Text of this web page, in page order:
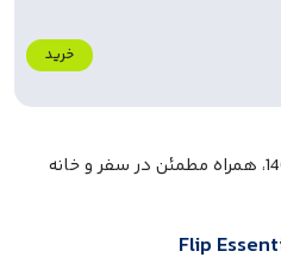
خرید